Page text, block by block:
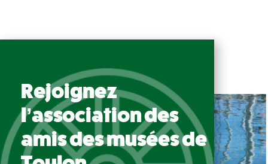
Rejoignez
l’association des
amis des musées de